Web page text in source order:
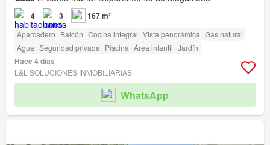
4 3 167 m²
Aparcadero Balcón Cocina integral Vista panorámica Gas natural
Agua Seguridad privada Piscina Área infantil Jardín
Hace 4 días
L&L SOLUCIONES INMOBILIARIAS
WhatsApp